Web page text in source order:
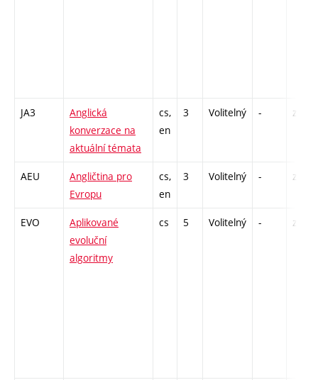
JA3
Anglická
konverzace na
aktuální témata
cs,
en
3 Volitelný - zá,zk
AEU
Angličtina pro
Evropu
cs,
en
3 Volitelný - zá,zk
EVO
Aplikované
evoluční
algoritmy
cs 5 Volitelný - zk